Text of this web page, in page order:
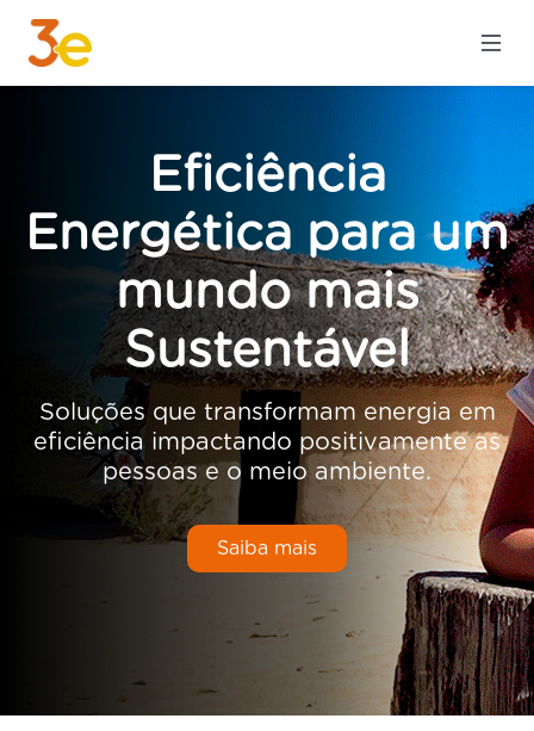
Eficiência
Energética para um
mundo mais
Sustentável
Soluções que transformam energia em
eficiência impactando positivamente as
pessoas e o meio ambiente.
Saiba mais
Anterior